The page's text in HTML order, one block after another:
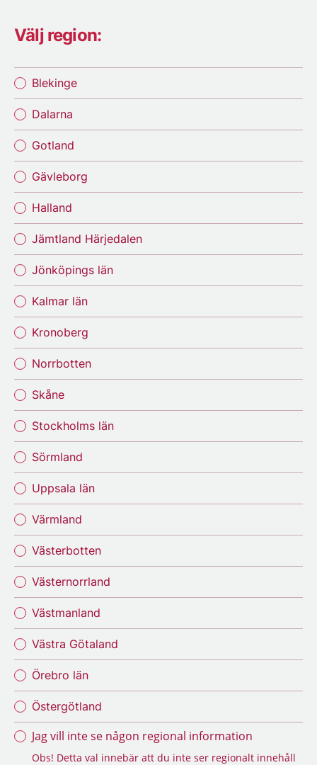
Välj region:
Blekinge
Dalarna
Gotland
Gävleborg
Halland
Jämtland Härjedalen
Jönköpings län
Kalmar län
Kronoberg
Norrbotten
Skåne
Stockholms län
Sörmland
Uppsala län
Värmland
Västerbotten
Västernorrland
Västmanland
Västra Götaland
Örebro län
Östergötland
Jag vill inte se någon regional information
Obs! Detta val innebär att du inte ser regionalt innehåll